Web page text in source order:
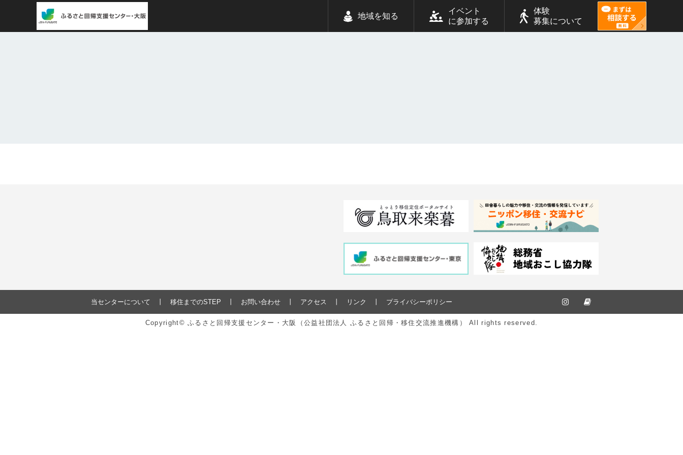
地域を知る
イベント
に参加する
体験
募集について
当センターについて 移住までのSTEP お問い合わせ アクセス リンク プライバシーポリシー
Copyright© ふるさと回帰支援センター・大阪（公益社団法人 ふるさと回帰・移住交流推進機構） All rights reserved.